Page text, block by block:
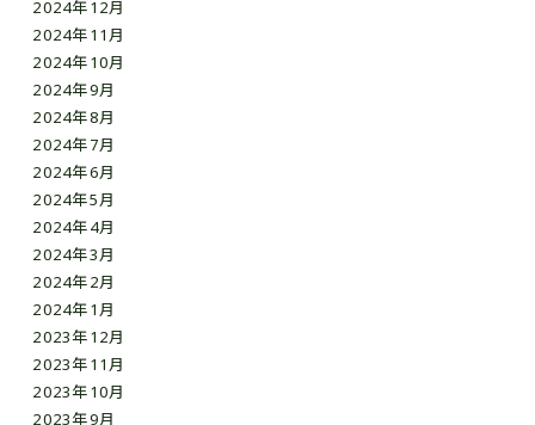
2024年12月
2024年11月
2024年10月
2024年9月
2024年8月
2024年7月
2024年6月
2024年5月
2024年4月
2024年3月
2024年2月
2024年1月
2023年12月
2023年11月
2023年10月